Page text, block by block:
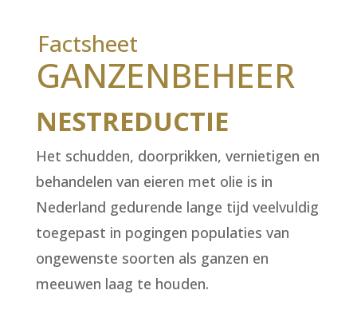
Factsheet
GANZENBEHEER
NESTREDUCTIE
Het schudden, doorprikken, vernietigen en
behandelen van eieren met olie is in
Nederland gedurende lange tijd veelvuldig
toegepast in pogingen populaties van
ongewenste soorten als ganzen en
meeuwen laag te houden.